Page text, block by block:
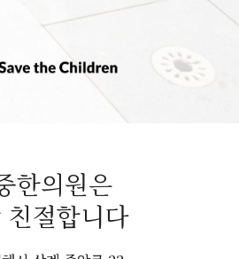
한의원은
친절합니다